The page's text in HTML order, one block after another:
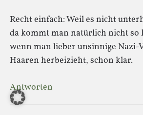
Recht einfach: Weil es nicht
da kommt man natürlich nicht so
wenn man lieber unsinnige Nazi-
Haaren herbeizieht, schon klar.
Antworten